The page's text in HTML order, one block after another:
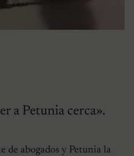
a Petunia cerca».
de abogados y Petunia la